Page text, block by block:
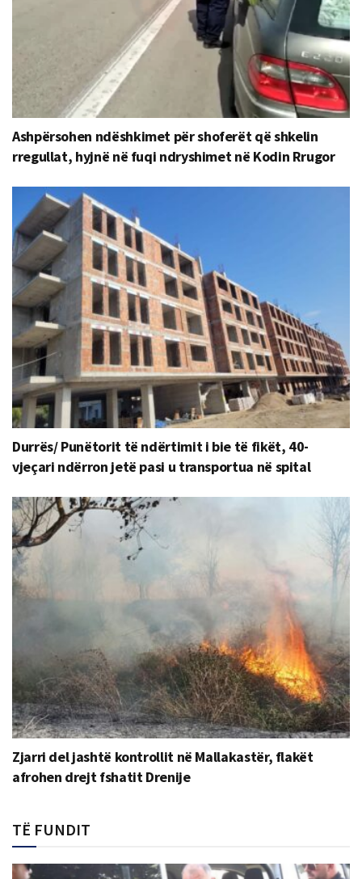
Ashpërsohen ndëshkimet për shoferët që shkelin
rregullat, hyjnë në fuqi ndryshimet në Kodin Rrugor
Durrës/ Punëtorit të ndërtimit i bie të fikët, 40-
vjeçari ndërron jetë pasi u transportua në spital
Zjarri del jashtë kontrollit në Mallakastër, flakët
afrohen drejt fshatit Drenije
TË FUNDIT